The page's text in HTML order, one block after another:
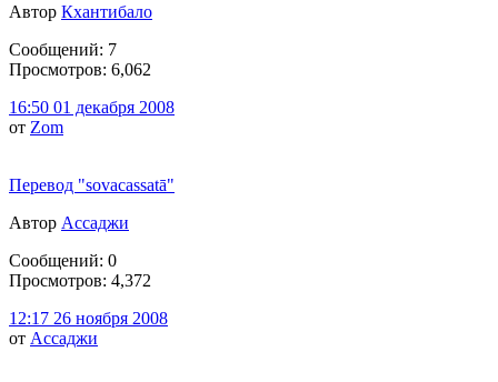
Автор Кхантибало
Сообщений: 7
Просмотров: 6,062
16:50 01 декабря 2008
от Zom
Перевод "sovacassatā"
Автор Ассаджи
Сообщений: 0
Просмотров: 4,372
12:17 26 ноября 2008
от Ассаджи